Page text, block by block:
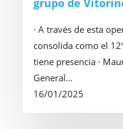
negocio
Portugal
con
integración
· A través de esta
consolida como el
tiene presencia ·
General…
16/01/2025